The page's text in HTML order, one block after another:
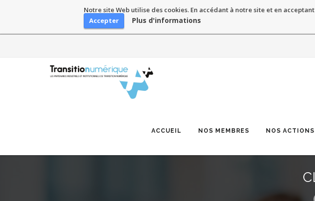
Notre site Web utilise des cookies. En accédant à notre site et en
Accepter
Plus d'informations
content
ACCUEIL NOS MEMBRES NOS ACTIONS